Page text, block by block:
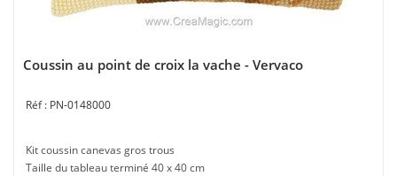
Coussin au point de croix la vache - Vervaco
PN-0148000
Kit coussin canevas gros trous
Taille du tableau terminé 40 x 40 cm